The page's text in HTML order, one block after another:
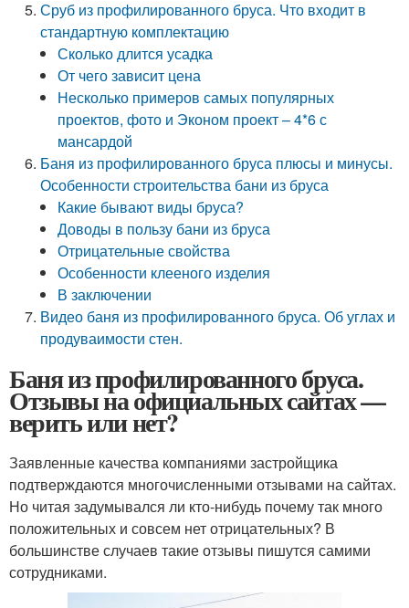
Сруб из профилированного бруса. Что входит в
стандартную комплектацию
Сколько длится усадка
От чего зависит цена
Несколько примеров самых популярных
проектов, фото и Эконом проект – 4*6 с
мансардой
Баня из профилированного бруса плюсы и минусы.
Особенности строительства бани из бруса
Какие бывают виды бруса?
Доводы в пользу бани из бруса
Отрицательные свойства
Особенности клееного изделия
В заключении
Видео баня из профилированного бруса. Об углах и
продуваимости стен.
Баня из профилированного бруса.
Отзывы на официальных сайтах —
верить или нет?
Заявленные качества компаниями застройщика
подтверждаются многочисленными отзывами на сайтах.
Но читая задумывался ли кто-нибудь почему так много
положительных и совсем нет отрицательных? В
большинстве случаев такие отзывы пишутся самими
сотрудниками.